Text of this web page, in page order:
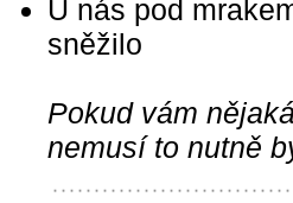
U nás pod
sněžilo
Pokud vám
nemusí to nutně